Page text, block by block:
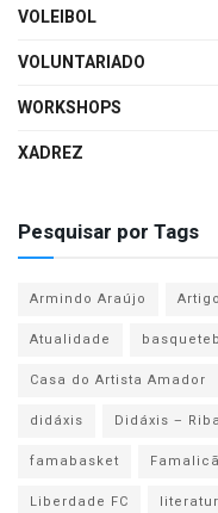
VOLEIBOL
VOLUNTARIADO
WORKSHOPS
XADREZ
Pesquisar por Tags
Armindo Araújo
Atualidade
Casa do Artista Amador
didáxis
Didáxis –
famabasket
Liberdade FC